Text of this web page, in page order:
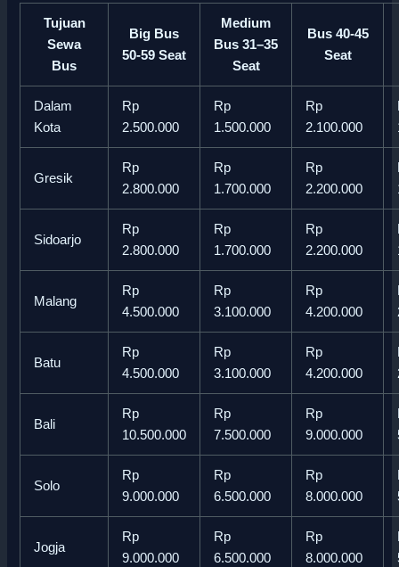
Tujuan
Sewa
Bus
Big Bus
50-59 Seat
Medium
Bus 31–35
Seat
Bus 40-45
Seat
Dalam
Kota
Rp
2.500.000
Rp
1.500.000
Rp
2.100.000
Gresik
Rp
2.800.000
Rp
1.700.000
Rp
2.200.000
Sidoarjo
Rp
2.800.000
Rp
1.700.000
Rp
2.200.000
Malang
Rp
4.500.000
Rp
3.100.000
Rp
4.200.000
Batu
Rp
4.500.000
Rp
3.100.000
Rp
4.200.000
Bali
Rp
10.500.000
Rp
7.500.000
Rp
9.000.000
Solo
Rp
9.000.000
Rp
6.500.000
Rp
8.000.000
Jogja
Rp
9.000.000
Rp
6.500.000
Rp
8.000.000